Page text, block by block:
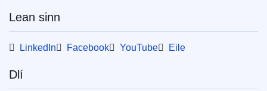
Lean sinn
LinkedIn Facebook YouTube Eile
Dlí